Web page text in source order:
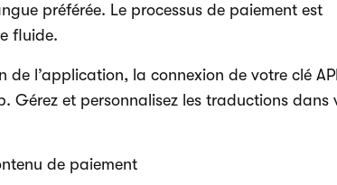
préférée. Le processus de paiement est
fluide.
l’application, la connexion de votre clé
Gérez et personnalisez les traductions dans
de paiement